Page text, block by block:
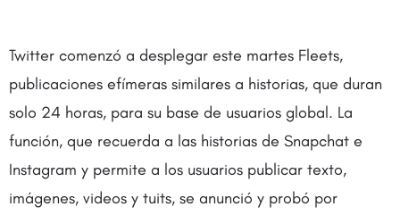
Twitter comenzó a desplegar este martes Fleets,
publicaciones efímeras similares a historias, que duran
solo 24 horas, para su base de usuarios global. La
función, que recuerda a las historias de Snapchat e
Instagram y permite a los usuarios publicar texto,
imágenes, videos y tuits, se anunció y probó por